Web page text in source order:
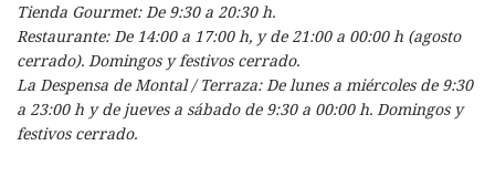
Tienda Gourmet: De 9:30 a 20:30 h.
Restaurante: De 14:00 a 17:00 h, y de 21:00 a 00:00 h (agosto
cerrado). Domingos y festivos cerrado.
La Despensa de Montal / Terraza: De lunes a miércoles de 9:30
a 23:00 h y de jueves a sábado de 9:30 a 00:00 h. Domingos y
festivos cerrado.